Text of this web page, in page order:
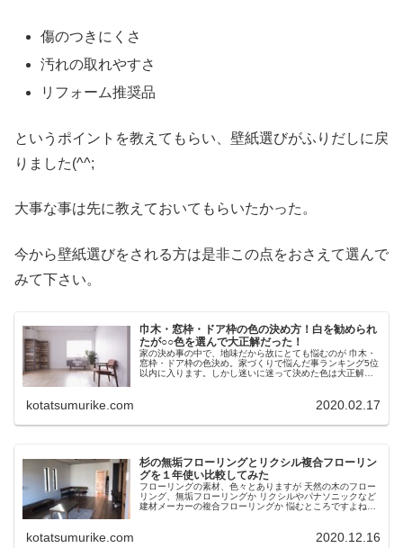
傷のつきにくさ
汚れの取れやすさ
リフォーム推奨品
というポイントを教えてもらい、壁紙選びがふりだしに戻
りました(^^;
大事な事は先に教えておいてもらいたかった。
今から壁紙選びをされる方は是非この点をおさえて選んで
みて下さい。
巾木・窓枠・ドア枠の色の決め方！白を勧められ
たが○○色を選んで大正解だった！
家の決め事の中で、地味だから故にとても悩むのが 巾木・
窓枠・ドア枠の色決め。家づくりで悩んだ事ランキング5位
以内に入ります。しかし迷いに迷って決めた色は大正解で
kotatsumurike.com 2020.02.17
杉の無垢フローリングとリクシル複合フローリン
グを１年使い比較してみた
フローリングの素材、色々とありますが 天然の木のフロー
リング、無垢フローリングか リクシルやパナソニックなど
建材メーカーの複合フローリングか 悩むところですよね。
kotatsumurike.com 2020.12.16